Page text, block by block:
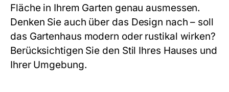
Fläche in Ihrem Garten genau ausmessen.
Denken Sie auch über das Design nach – soll
das Gartenhaus modern oder rustikal wirken?
Berücksichtigen Sie den Stil Ihres Hauses und
Ihrer Umgebung.